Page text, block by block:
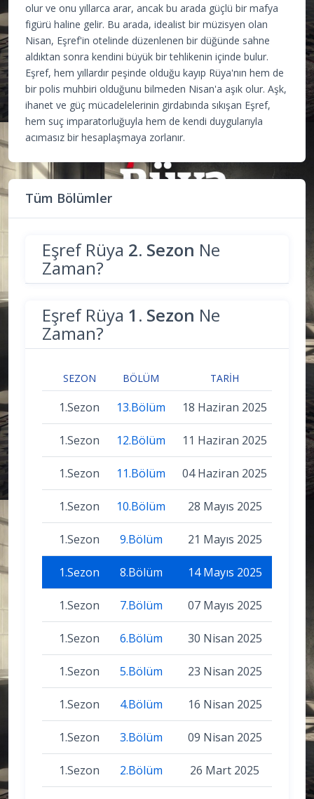
olur ve onu yıllarca arar, ancak bu arada güçlü bir mafya
figürü haline gelir. Bu arada, idealist bir müzisyen olan
Nisan, Eşref'in otelinde düzenlenen bir düğünde sahne
aldıktan sonra kendini büyük bir tehlikenin içinde bulur.
Eşref, hem yıllardır peşinde olduğu kayıp Rüya'nın hem de
bir polis muhbiri olduğunu bilmeden Nisan'a aşık olur. Aşk,
ihanet ve güç mücadelelerinin girdabında sıkışan Eşref,
hem suç imparatorluğuyla hem de kendi duygularıyla
acımasız bir hesaplaşmaya zorlanır.
Tüm Bölümler
Eşref Rüya 2. Sezon Ne
Zaman?
Eşref Rüya 1. Sezon Ne
Zaman?
SEZON BÖLÜM TARIH
1.Sezon 13.Bölüm 18 Haziran 2025
1.Sezon 12.Bölüm 11 Haziran 2025
1.Sezon 11.Bölüm 04 Haziran 2025
1.Sezon 10.Bölüm 28 Mayıs 2025
1.Sezon 9.Bölüm 21 Mayıs 2025
1.Sezon 8.Bölüm 14 Mayıs 2025
1.Sezon 7.Bölüm 07 Mayıs 2025
1.Sezon 6.Bölüm 30 Nisan 2025
1.Sezon 5.Bölüm 23 Nisan 2025
1.Sezon 4.Bölüm 16 Nisan 2025
1.Sezon 3.Bölüm 09 Nisan 2025
1.Sezon 2.Bölüm 26 Mart 2025